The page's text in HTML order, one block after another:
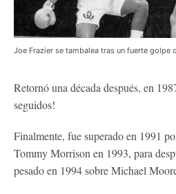
Joe Frazier se tambalea tras un fuerte golpe
Retornó una década después, en
seguidos!
Finalmente, fue superado en 1991
Tommy Morrison en 1993, para
pesado en 1994 sobre Michael